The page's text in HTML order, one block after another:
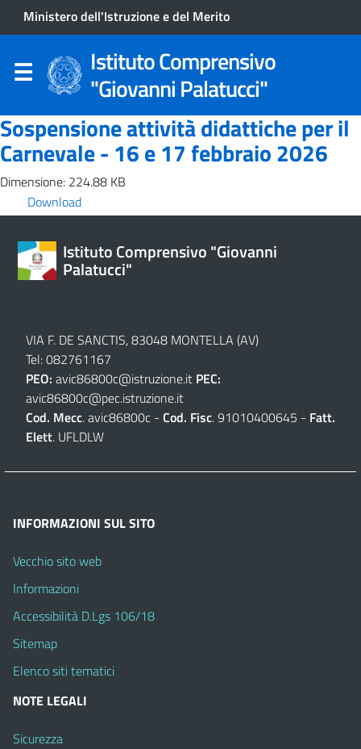
Ministero dell'Istruzione e del Merito
Istituto Comprensivo
"Giovanni Palatucci"
Sospensione attività didattiche per il
Carnevale - 16 e 17 febbraio 2026
Dimensione: 224.88 KB
Download
Istituto Comprensivo "Giovanni
Palatucci"
VIA F. DE SANCTIS, 83048 MONTELLA (AV)
Tel: 082761167
PEO: avic86800c@istruzione.it PEC:
avic86800c@pec.istruzione.it
Cod. Mecc. avic86800c - Cod. Fisc. 91010400645 - Fatt.
Elett. UFLDLW
INFORMAZIONI SUL SITO
Vecchio sito web
Informazioni
Accessibilità D.Lgs 106/18
Sitemap
Elenco siti tematici
NOTE LEGALI
Sicurezza